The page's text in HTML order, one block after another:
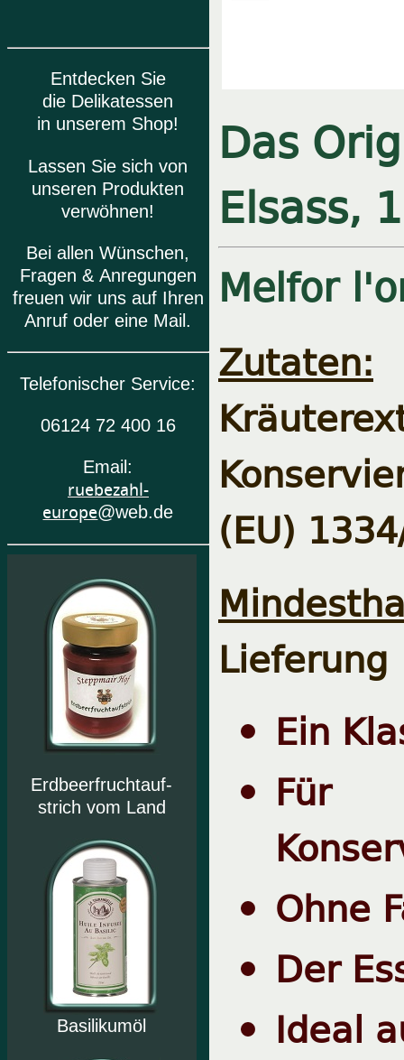
Entdecken Sie
die Delikatessen
in unserem Shop!
Lassen Sie sich von
unseren Produkten
verwöhnen!
Bei allen Wünschen,
Fragen & Anregungen
freuen wir uns auf Ihren
Anruf oder eine Mail.
Telefonischer Service:
06124 72 400 16
Email:
ruebezahl-
europe@web.de
Erdbeerfruchtauf-
strich vom Land
Basilikumöl
Das
Elsass,
Melfor
Zutaten:
(EU)
Lieferung
Ein
Für
Ohne
Der
Ideal